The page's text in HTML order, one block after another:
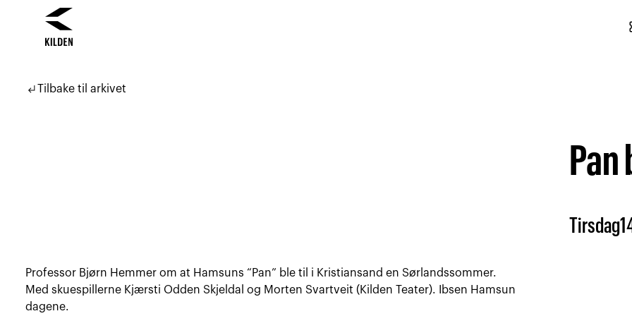
innhold
navigasjon
subdirectory_arrow_leftTilbake til arkivet
Tirsdag
Professor Bjørn Hemmer om at Hamsuns “Pan” ble til i Kristiansand en Sørlandssommer.
Med skuespillerne Kjærsti Odden Skjeldal og Morten Svartveit (Kilden Teater). Ibsen Hamsun
dagene.